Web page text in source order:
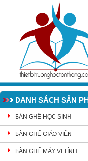
DANH SÁCH SẢN
BÀN GHẾ HỌC SINH
BÀN GHẾ GIÁO VIÊN
BÀN GHẾ MÁY VI TÍNH